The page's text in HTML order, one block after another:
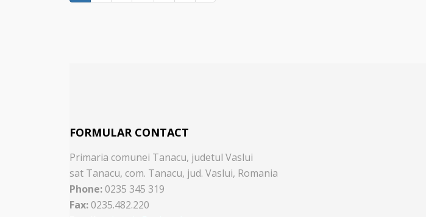
FORMULAR CONTACT
Primaria comunei Tanacu, judetul Vaslui
sat Tanacu, com. Tanacu, jud. Vaslui, Romania
Phone: 0235 345 319
Fax: 0235.482.220